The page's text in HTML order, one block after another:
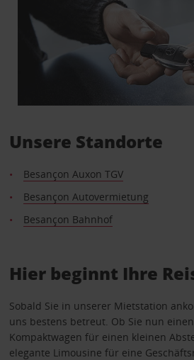
Unsere Standorte
Besançon Auxon TGV
Besançon Autovermietung
Besançon Bahnhof
Hier beginnt Ihre
Sobald Sie in unserer Mietstation
uns bestens betreut. Ob Sie nun
Kompaktwagen für einen kleinen
elegante Limousine für eine